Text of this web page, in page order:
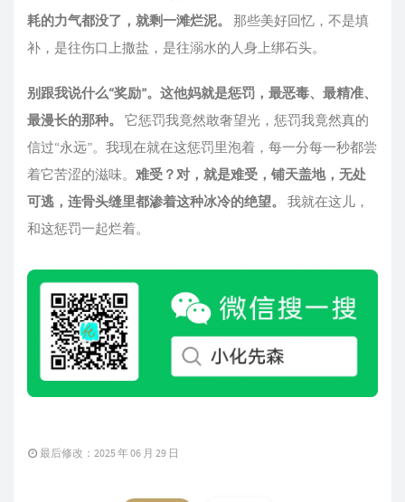
耗的力气都没了，就剩一滩烂泥。
那些美好回忆，不是填
补，是往伤口上撒盐，是往溺水的人身上绑石头。
别跟我说什么“奖励”。这他妈就是惩罚，最恶毒、最精准、
最漫长的那种。
它惩罚我竟然敢奢望光，惩罚我竟然真的
信过“永远”。我现在就在这惩罚里泡着，每一分每一秒都尝
着它苦涩的滋味。 难受？对，就是难受，铺天盖地，无处
可逃，连骨头缝里都渗着这种冰冷的绝望。
我就在这儿，
和这惩罚一起烂着。
最后修改：2025 年 06 月 29 日